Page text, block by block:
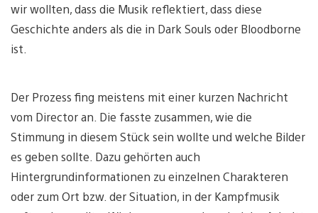
wir wollten, dass die Musik reflektiert, dass diese
Geschichte anders als die in Dark Souls oder Bloodborne
ist.
Der Prozess fing meistens mit einer kurzen Nachricht
vom Director an. Die fasste zusammen, wie die
Stimmung in diesem Stück sein wollte und welche Bilder
es geben sollte. Dazu gehörten auch
Hintergrundinformationen zu einzelnen Charakteren
oder zum Ort bzw. der Situation, in der Kampfmusik